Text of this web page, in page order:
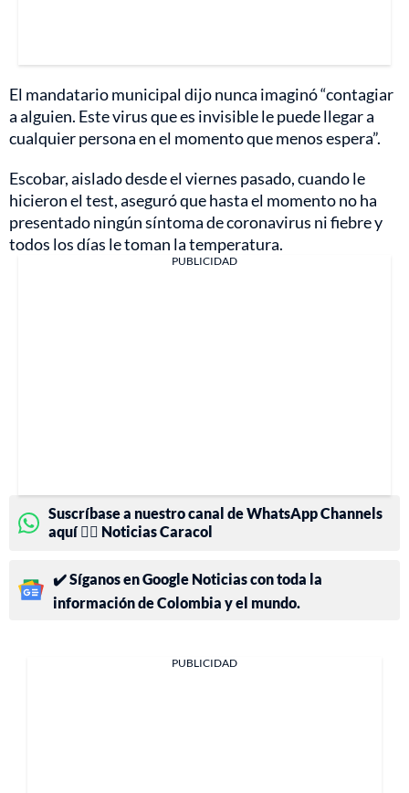
El mandatario municipal dijo nunca imaginó “contagiar
a alguien. Este virus que es invisible le puede llegar a
cualquier persona en el momento que menos espera”.
Escobar, aislado desde el viernes pasado, cuando le
hicieron el test, aseguró que hasta el momento no ha
presentado ningún síntoma de coronavirus ni fiebre y
todos los días le toman la temperatura.
PUBLICIDAD
Suscríbase a nuestro canal de WhatsApp Channels
aquí 👉🏻 Noticias Caracol
✔️ Síganos en Google Noticias con toda la
información de Colombia y el mundo.
PUBLICIDAD